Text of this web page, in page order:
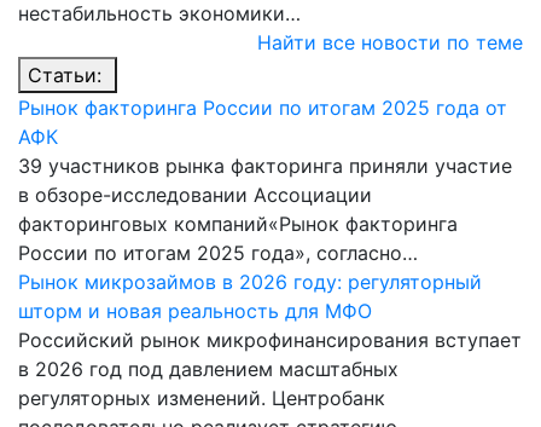
нестабильность экономики…
Найти все новости по теме
Статьи:
Рынок факторинга России по итогам 2025 года от
АФК
39 участников рынка факторинга приняли участие
в обзоре-исследовании Ассоциации
факторинговых компаний«Рынок факторинга
России по итогам 2025 года», согласно…
Рынок микрозаймов в 2026 году: регуляторный
шторм и новая реальность для МФО
Российский рынок микрофинансирования вступает
в 2026 год под давлением масштабных
регуляторных изменений. Центробанк